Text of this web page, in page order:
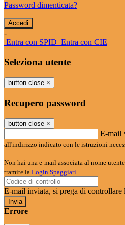
Password dimenticata?
-
Entra con SPID Entra con CIE
Seleziona utente
button close ×
Recupero password
button close ×
E-mail
all'indirizzo indicato con le istruzioni
Non hai una e-mail associata al nome
tramite la Login Spaggiari
E-mail inviata, si prega di controllare
Errore